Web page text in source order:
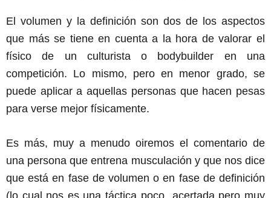
El volumen y la definición son dos de los aspectos
que más se tiene en cuenta a la hora de valorar el
físico de un culturista o bodybuilder en una
competición. Lo mismo, pero en menor grado, se
puede aplicar a aquellas personas que hacen pesas
para verse mejor físicamente.
Es más, muy a menudo oiremos el comentario de
una persona que entrena musculación y que nos dice
que está en fase de volumen o en fase de definición
(lo cual nos es una táctica poco acertada pero muy